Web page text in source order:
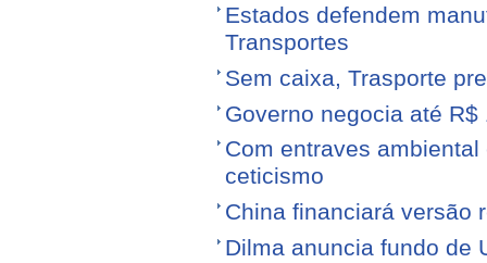
Estados defendem
Transportes
Sem caixa, Trasporte
Governo negocia até
Com entraves
ceticismo
China financiará versão
Dilma anuncia fundo de